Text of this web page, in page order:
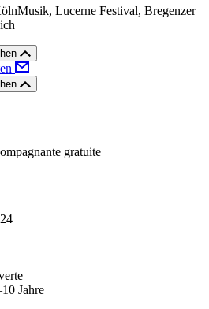
Lucerne Festival, Bregenzer
gratuite
Jahre